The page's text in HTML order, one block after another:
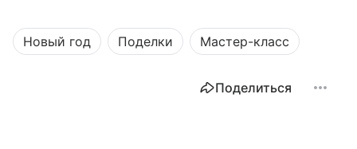
Новый год Поделки Мастер-класс
Поделиться